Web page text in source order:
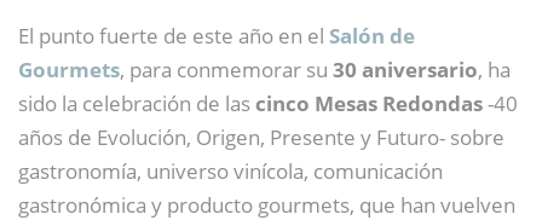
El punto fuerte de este año en el Salón de
Gourmets, para conmemorar su 30 aniversario, ha
sido la celebración de lascinco Mesas Redondas-40
años de Evolución, Origen, Presente y Futuro- sobre
gastronomía, universo vinícola, comunicación
gastronómica y producto gourmets, que han vuelven